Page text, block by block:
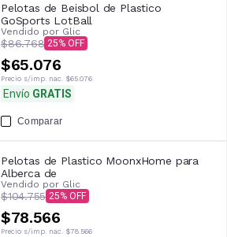
Pelotas de Beisbol de Plastico
GoSports LotBall
Vendido por Glic
$86.768 25
$65.076
Precio s/imp. nac. $65.076
Envío GRATIS
Comparar
Pelotas de Plastico MoonxHome para
Alberca de
Vendido por Glic
$104.755 25
$78.566
Precio s/imp. nac. $78.566